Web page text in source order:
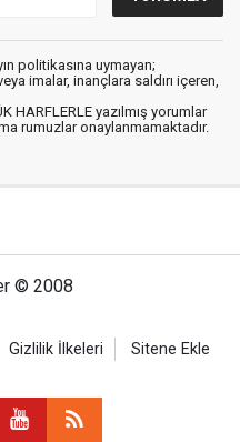
politikasına uymayan;
imalar, inançlara saldırı içeren,
HARFLERLE yazılmış yorumlar
rumuzlar onaylanmamaktadır.
© 2008
Gizlilik İlkeleri Sitene Ekle